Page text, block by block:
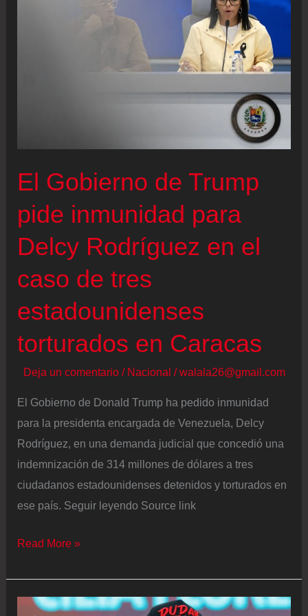
El Gobierno de Trump
pide inmunidad para
Delcy Rodríguez en el
caso de tres
estadounidenses
torturados en Caracas
Deja un comentario / Nacional /walala26@gmail.com
El Gobierno de Donald Trump ha pedido inmunidad
para la presidenta encargada de Venezuela, Delcy
Rodríguez, en una demanda judicial que concedió una
indemnización de 314 millones de dólares a tres
ciudadanos estadounidenses detenidos y torturados en
ese país. Seguir leyendo Source link
El
de
Trump
Read More »